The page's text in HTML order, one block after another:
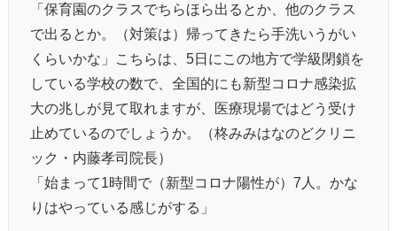
「保育園のクラスでちらほら出るとか、他のクラス
で出るとか。（対策は）帰ってきたら手洗いうがい
くらいかな」こちらは、5日にこの地方で学級閉鎖を
している学校の数で、全国的にも新型コロナ感染拡
大の兆しが見て取れますが、医療現場ではどう受け
止めているのでしょうか。（柊みみはなのどクリニ
ック・内藤孝司院長）
「始まって1時間で（新型コロナ陽性が）7人。かな
りはやっている感じがする」